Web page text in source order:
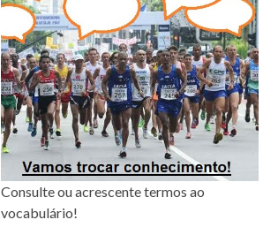
Consulte ou acrescente termos ao
vocabulário!